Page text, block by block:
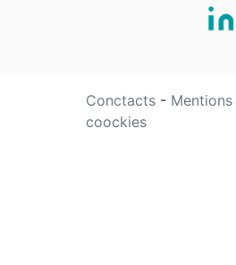
Conctacts -
coockies